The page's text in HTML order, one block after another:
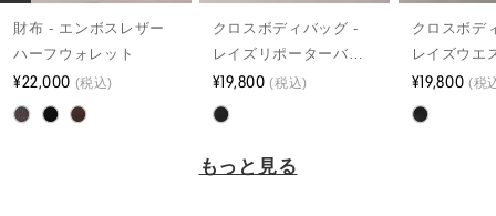
財布 - エンボスレザー
ハーフウォレット
¥22,000 (税込)
クロスボディバッグ -
レイズリポーターバッ
グ
¥19,800(税込)
クロスボデ
レイズウエ
¥19,800(税
もっと見る